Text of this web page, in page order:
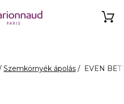
Szemkörnyék ápolás EVEN